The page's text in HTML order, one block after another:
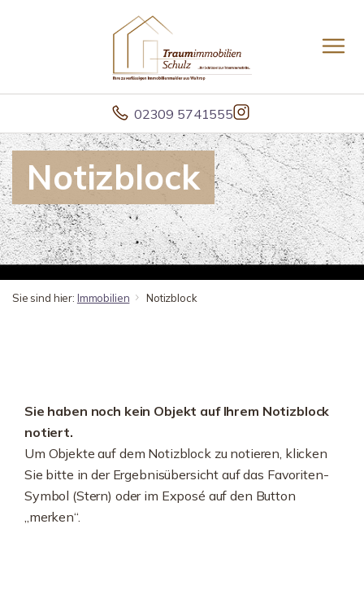
02309 5741555
Notizblock
Sie sind hier: Immobilien Notizblock
Sie haben noch kein Objekt auf Ihrem Notizblock
notiert.
Um Objekte auf dem Notizblock zu notieren, klicken
Sie bitte in der Ergebnisübersicht auf das Favoriten-
Symbol (Stern) oder im Exposé auf den Button
„merken“.